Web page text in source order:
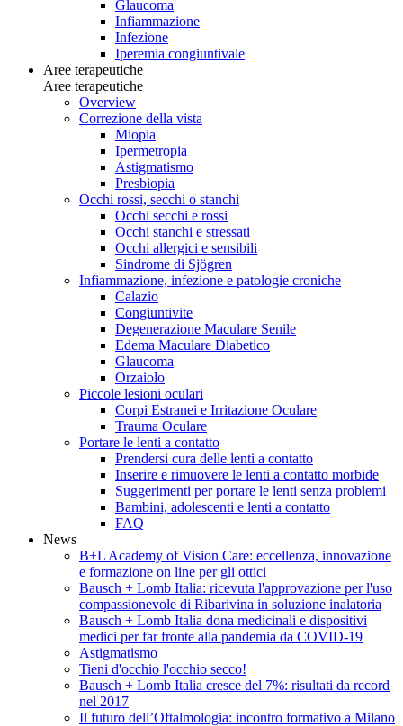
Glaucoma
Infiammazione
Infezione
Iperemia congiuntivale
Aree terapeutiche
Aree terapeutiche
Overview
Correzione della vista
Miopia
Ipermetropia
Astigmatismo
Presbiopia
Occhi rossi, secchi o stanchi
Occhi secchi e rossi
Occhi stanchi e stressati
Occhi allergici e sensibili
Sindrome di Sjögren
Infiammazione, infezione e patologie croniche
Calazio
Congiuntivite
Degenerazione Maculare Senile
Edema Maculare Diabetico
Glaucoma
Orzaiolo
Piccole lesioni oculari
Corpi Estranei e Irritazione Oculare
Trauma Oculare
Portare le lenti a contatto
Prendersi cura delle lenti a contatto
Inserire e rimuovere le lenti a contatto morbide
Suggerimenti per portare le lenti senza problemi
Bambini, adolescenti e lenti a contatto
FAQ
News
B+L Academy of Vision Care: eccellenza, innovazione
e formazione on line per gli ottici
Bausch + Lomb Italia: ricevuta l'approvazione per l'uso
compassionevole di Ribarivina in soluzione inalatoria
Bausch + Lomb Italia dona medicinali e dispositivi
medici per far fronte alla pandemia da COVID-19
Astigmatismo
Tieni d'occhio l'occhio secco!
Bausch + Lomb Italia cresce del 7%: risultati da record
nel 2017
Il futuro dell’Oftalmologia: incontro formativo a Milano